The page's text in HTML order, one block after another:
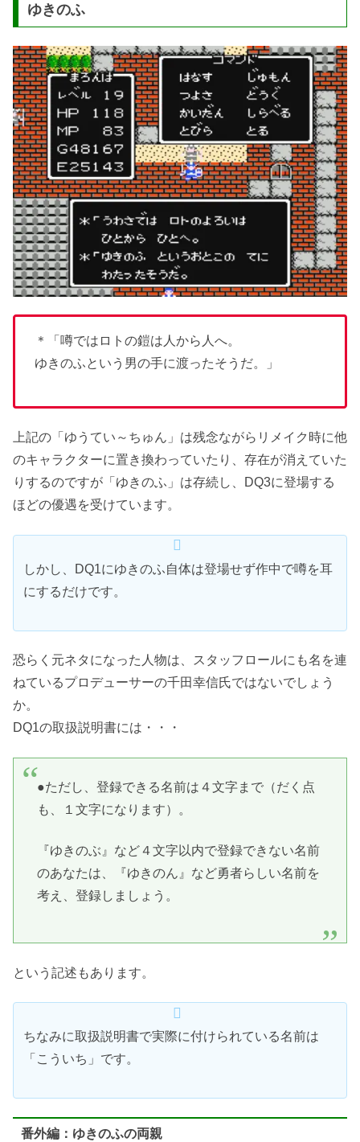
ゆきのふ
＊「噂ではロトの鎧は人から人へ。
ゆきのふという男の手に渡ったそうだ。」
上記の「ゆうてい～ちゅん」は残念ながらリメイク時に他
のキャラクターに置き換わっていたり、存在が消えていた
りするのですが「ゆきのふ」は存続し、DQ3に登場する
ほどの優遇を受けています。
しかし、DQ1にゆきのふ自体は登場せず作中で噂を耳
にするだけです。
恐らく元ネタになった人物は、スタッフロールにも名を連
ねているプロデューサーの千田幸信氏ではないでしょう
か。
DQ1の取扱説明書には・・・
●ただし、登録できる名前は４文字まで（だく点
も、１文字になります）。
『ゆきのぶ』など４文字以内で登録できない名前
のあなたは、『ゆきのん』など勇者らしい名前を
考え、登録しましょう。
という記述もあります。
ちなみに取扱説明書で実際に付けられている名前は
「こういち」です。
番外編：ゆきのふの両親